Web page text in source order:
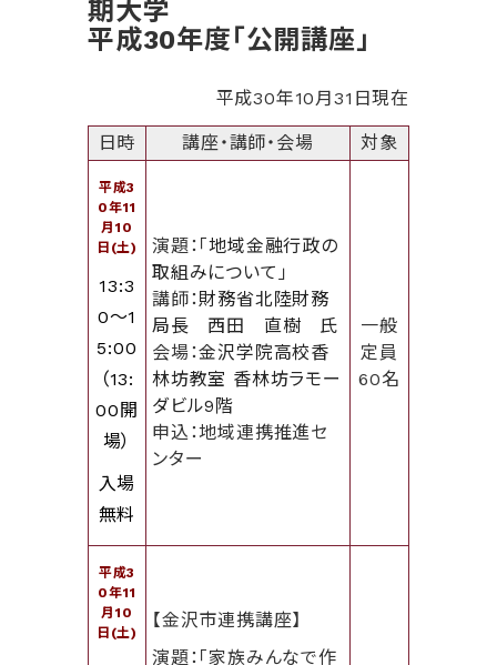
期大学
平成30年度「公開講座」
平成30年10月31日現在
日時 講座・講師・会場 対象
平成3
0年11
月10
日(土)
13:3
0～1
5:00
（13:
00開
場）
入場
無料
演題：「地域金融行政の
取組みについて 」
講師：財務省北陸財務
局長 西田 直樹 氏
会場：金沢学院高校香
林坊教室 香林坊ラモー
ダビル9階
申込：地域連携推進セ
ンター
一般
定員
60名
平成3
0年11
月10
日(土)
【金沢市連携講座】
演題：「家族みんなで作